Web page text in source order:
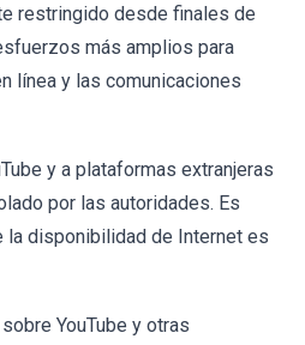
restringido desde finales de
más amplios para
línea y las comunicaciones
y a plataformas extranjeras
por las autoridades. Es
la disponibilidad de Internet es
YouTube y otras